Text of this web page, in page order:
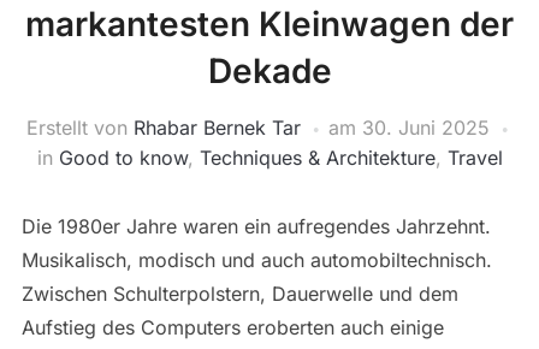
markantesten Kleinwagen der
Dekade
Erstellt von Rhabar Bernek Tar am 30. Juni 2025
in Good to know, Techniques & Architekture, Travel
Die 1980er Jahre waren ein aufregendes Jahrzehnt.
Musikalisch, modisch und auch automobiltechnisch.
Zwischen Schulterpolstern, Dauerwelle und dem
Aufstieg des Computers eroberten auch einige